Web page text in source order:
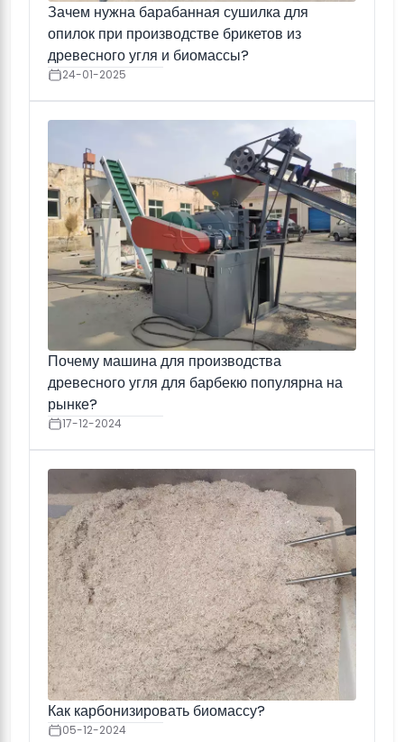
Зачем нужна барабанная сушилка для
опилок при производстве брикетов из
древесного угля и биомассы?
24-01-2025
Почему машина для производства
древесного угля для барбекю популярна на
рынке?
17-12-2024
Как карбонизировать биомассу?
05-12-2024